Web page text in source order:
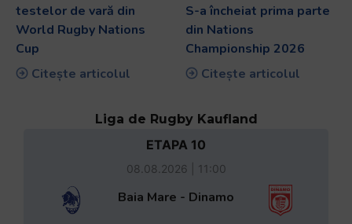
testelor de vară din
World Rugby Nations
Cup
Citește articolul
S-a încheiat prima parte
din Nations
Championship 2026
Citește articolul
Liga de Rugby Kaufland
ETAPA 10
08.08.2026 | 11:00
Baia Mare - Dinamo